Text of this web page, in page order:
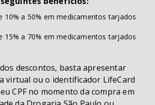
10% a 50% em medicamentos tarjados
15% a 70% em medicamentos tarjados
descontos, basta apresentar
virtual ou o identificador LifeCard
CPF no momento da compra em